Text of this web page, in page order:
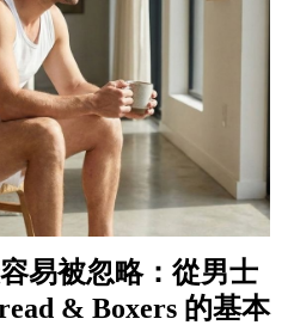
易被忽略：從男士
& Boxers 的基本